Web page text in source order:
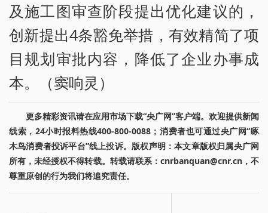
及施工图审查阶段提出优化建议的，
创新提出4条豁免举措，有效精简了项
目规划审批内容，降低了企业办事成
本。（窦响灵）
更多精彩资讯请在应用市场下载“央广网”客户端。欢迎提供新闻
线索，24小时报料热线400-800-0088；消费者也可通过央广网“啄
木鸟消费者投诉平台”线上投诉。版权声明：本文章版权归属央广网
所有，未经授权不得转载。转载请联系：cnrbanquan@cnr.cn，不
尊重原创的行为我们将追究责任。